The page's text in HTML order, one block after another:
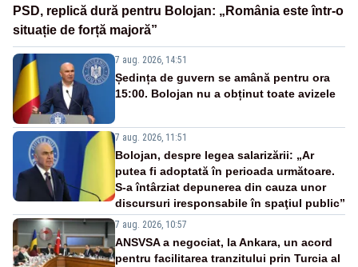
PSD, replică dură pentru Bolojan: „România este într-o
situație de forță majoră”
7 aug. 2026, 14:51
Ședința de guvern se amână pentru ora
15:00. Bolojan nu a obținut toate avizele
7 aug. 2026, 11:51
Bolojan, despre legea salarizării: „Ar
putea fi adoptată în perioada următoare.
S-a întârziat depunerea din cauza unor
discursuri iresponsabile în spaţiul public”
7 aug. 2026, 10:57
ANSVSA a negociat, la Ankara, un acord
pentru facilitarea tranzitului prin Turcia al